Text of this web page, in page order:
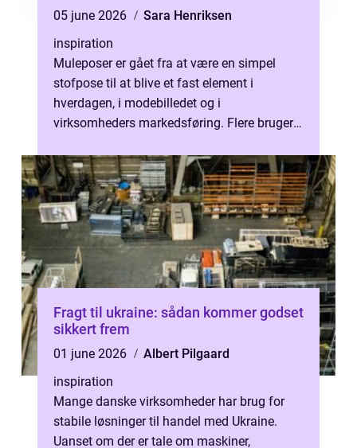
05 june 2026
Sara Henriksen
inspiration
Muleposer er gået fra at være en simpel
stofpose til at blive et fast element i
hverdagen, i modebilledet og i
virksomheders markedsføring. Flere bruger
sportstaske ...
Fragt til ukraine: sådan kommer godset
sikkert frem
01 june 2026
Albert Pilgaard
inspiration
Mange danske virksomheder har brug for
stabile løsninger til handel med Ukraine.
Uanset om der er tale om maskiner,